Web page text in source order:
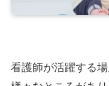
看護師が活躍する